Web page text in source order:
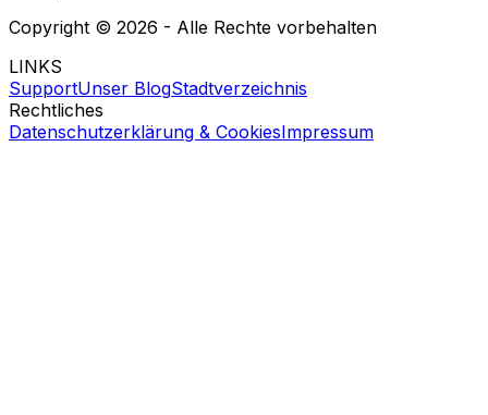
Copyright © 2026 - Alle Rechte vorbehalten
LINKS
SupportUnser BlogStadtverzeichnis
Rechtliches
Datenschutzerklärung & CookiesImpressum